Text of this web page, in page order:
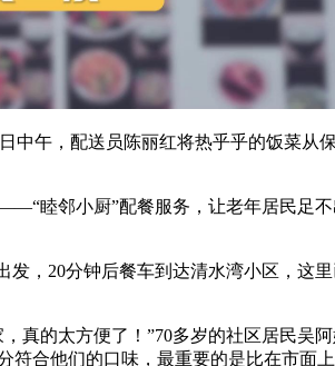
午，配送员陈丽红将热乎乎的饭菜从
邻小厨”配餐服务，让老年居民足不
，20分钟后餐车到达清水湾小区，这
的太方便了！”70多岁的社区居民吴
合他们的口味，最重要的是比在市面